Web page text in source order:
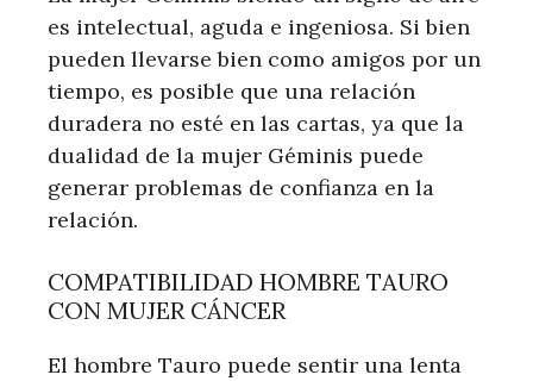
es intelectual, aguda e ingeniosa. Si bien
pueden llevarse bien como amigos por un
tiempo, es posible que una relación
duradera no esté en las cartas, ya que la
dualidad de la mujer Géminis puede
generar problemas de confianza en la
relación.
COMPATIBILIDAD HOMBRE TAURO
CON MUJER CÁNCER
El hombre Tauro puede sentir una lenta